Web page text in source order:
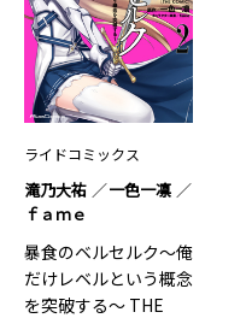
ライドコミックス
滝乃大祐
一色一凛
ｆａｍｅ
暴食のベルセルク～俺
だけレベルという概念
を突破する～ THE